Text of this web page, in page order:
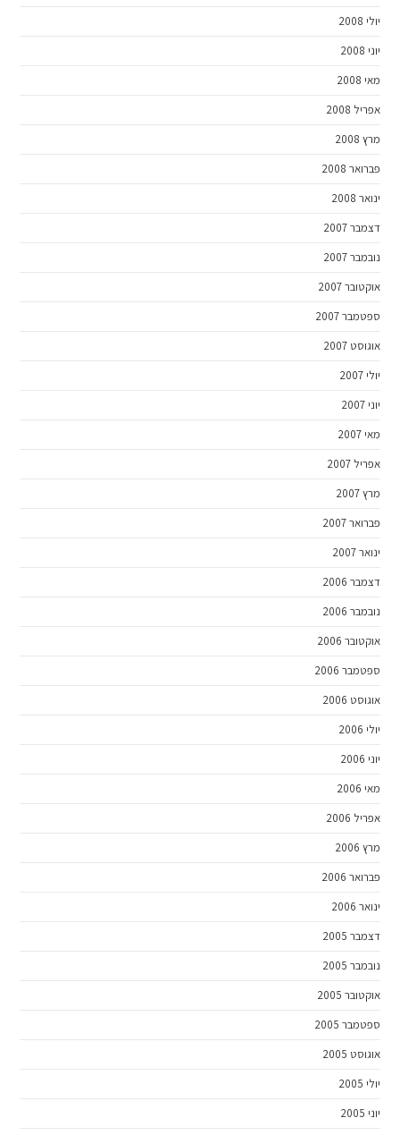
יולי 2008
יוני 2008
מאי 2008
אפריל 2008
מרץ 2008
פברואר 2008
ינואר 2008
דצמבר 2007
נובמבר 2007
אוקטובר 2007
ספטמבר 2007
אוגוסט 2007
יולי 2007
יוני 2007
מאי 2007
אפריל 2007
מרץ 2007
פברואר 2007
ינואר 2007
דצמבר 2006
נובמבר 2006
אוקטובר 2006
ספטמבר 2006
אוגוסט 2006
יולי 2006
יוני 2006
מאי 2006
אפריל 2006
מרץ 2006
פברואר 2006
ינואר 2006
דצמבר 2005
נובמבר 2005
אוקטובר 2005
ספטמבר 2005
אוגוסט 2005
יולי 2005
יוני 2005